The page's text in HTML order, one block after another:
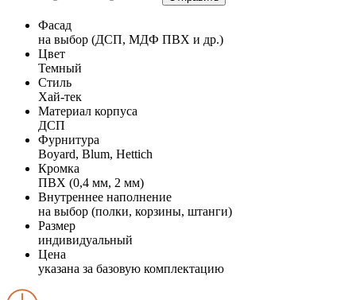
Фасад
на выбор (ДСП, МДФ ПВХ и др.)
Цвет
Темный
Стиль
Хай-тек
Материал корпуса
ДСП
Фурнитура
Boyard, Blum, Hettich
Кромка
ПВХ (0,4 мм, 2 мм)
Внутреннее наполнение
на выбор (полки, корзины, штанги)
Размер
индивидуальный
Цена
указана за базовую комплектацию